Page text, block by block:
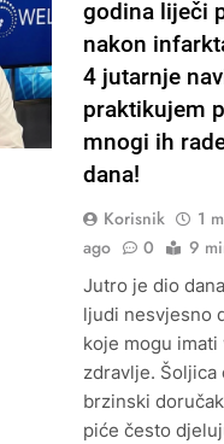
godina liječi
nakon
4 jutarnje
praktikujem
mnogi ih
dana!
Korisnik
1
ago
0 9
Jutro je dio
ljudi nesvjesno
koje mogu
zdravlje. Šoljica
brzinski
piće često